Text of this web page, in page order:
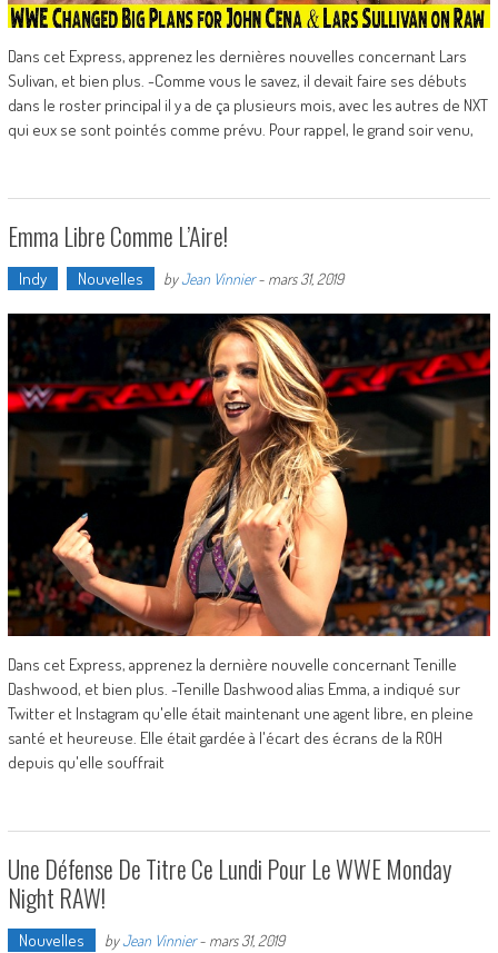
Dans cet Express, apprenez les dernières nouvelles concernant Lars
Sulivan, et bien plus. -Comme vous le savez, il devait faire ses débuts
dans le roster principal il y a de ça plusieurs mois, avec les autres de NXT
qui eux se sont pointés comme prévu. Pour rappel, le grand soir venu,
Emma Libre Comme L’Aire!
Indy Nouvelles byJean Vinnier- mars 31, 2019
Dans cet Express, apprenez la dernière nouvelle concernant Tenille
Dashwood, et bien plus. -Tenille Dashwood alias Emma, a indiqué sur
Twitter et Instagram qu'elle était maintenant une agent libre, en pleine
santé et heureuse. Elle était gardée à l'écart des écrans de la ROH
depuis qu'elle souffrait
Une Défense De Titre Ce Lundi Pour Le WWE Monday
Night RAW!
Nouvelles byJean Vinnier- mars 31, 2019